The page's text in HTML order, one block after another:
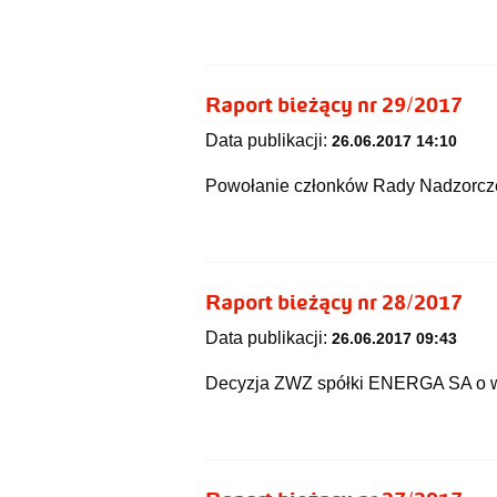
Raport bieżący nr 29/2017
Data publikacji: 26.06.2017 14:10
Powołanie członków Rady
Raport bieżący nr 28/2017
Data publikacji: 26.06.2017 09:43
Decyzja ZWZ spółki ENERGA SA o